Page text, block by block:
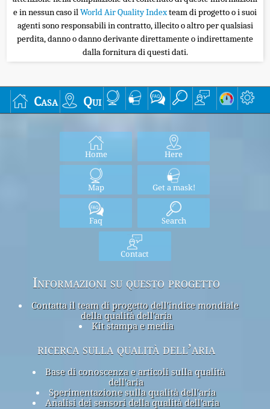
e in nessun caso ilWorld Air Quality Indexteam di progetto o i suoi
agenti sono responsabili in contratto, illecito o altro per qualsiasi
perdita, danno o danno derivante direttamente o indirettamente
dalla fornitura di questi dati.
Casa Qui
Home Here
Map Get a mask!
Faq Search
Contact
Informazioni su questo progetto
Contatta il team di progetto dell'indice mondiale
della qualità dell'aria
Kit stampa e media
ricerca sulla qualità dell’aria
Base di conoscenza e articoli sulla qualità
dell'aria
Sperimentazione sulla qualità dell'aria
Analisi dei sensori della qualità dell'aria